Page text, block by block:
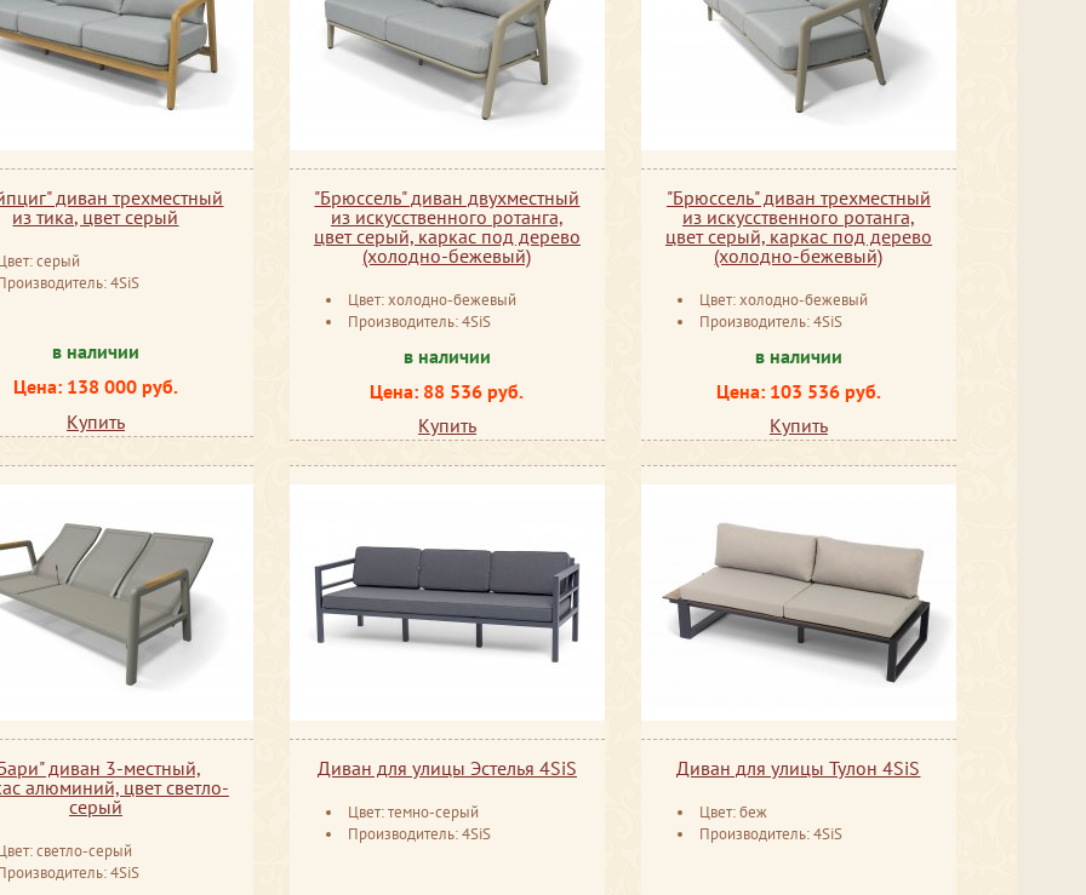
диван трехместный
из тика, цвет серый
серый
4SiS
в наличии
Цена: 138 000 руб.
Купить
"Брюссель" диван двухместный
из искусственного ротанга,
цвет серый, каркас под дерево
(холодно-бежевый)
Цвет: холодно-бежевый
Производитель: 4SiS
в наличии
Цена: 88 536 руб.
Купить
"Брюссель" диван трехместный
из искусственного ротанга,
цвет серый, каркас под дерево
(холодно-бежевый)
Цвет: холодно-бежевый
Производитель: 4SiS
в наличии
Цена: 103 536 руб.
Купить
диван 3-местный,
алюминий, цвет светло-
серый
светло-серый
4SiS
Диван для улицы Эстелья 4SiS
Цвет: темно-серый
Производитель: 4SiS
Диван для улицы Тулон 4SiS
Цвет: беж
Производитель: 4SiS